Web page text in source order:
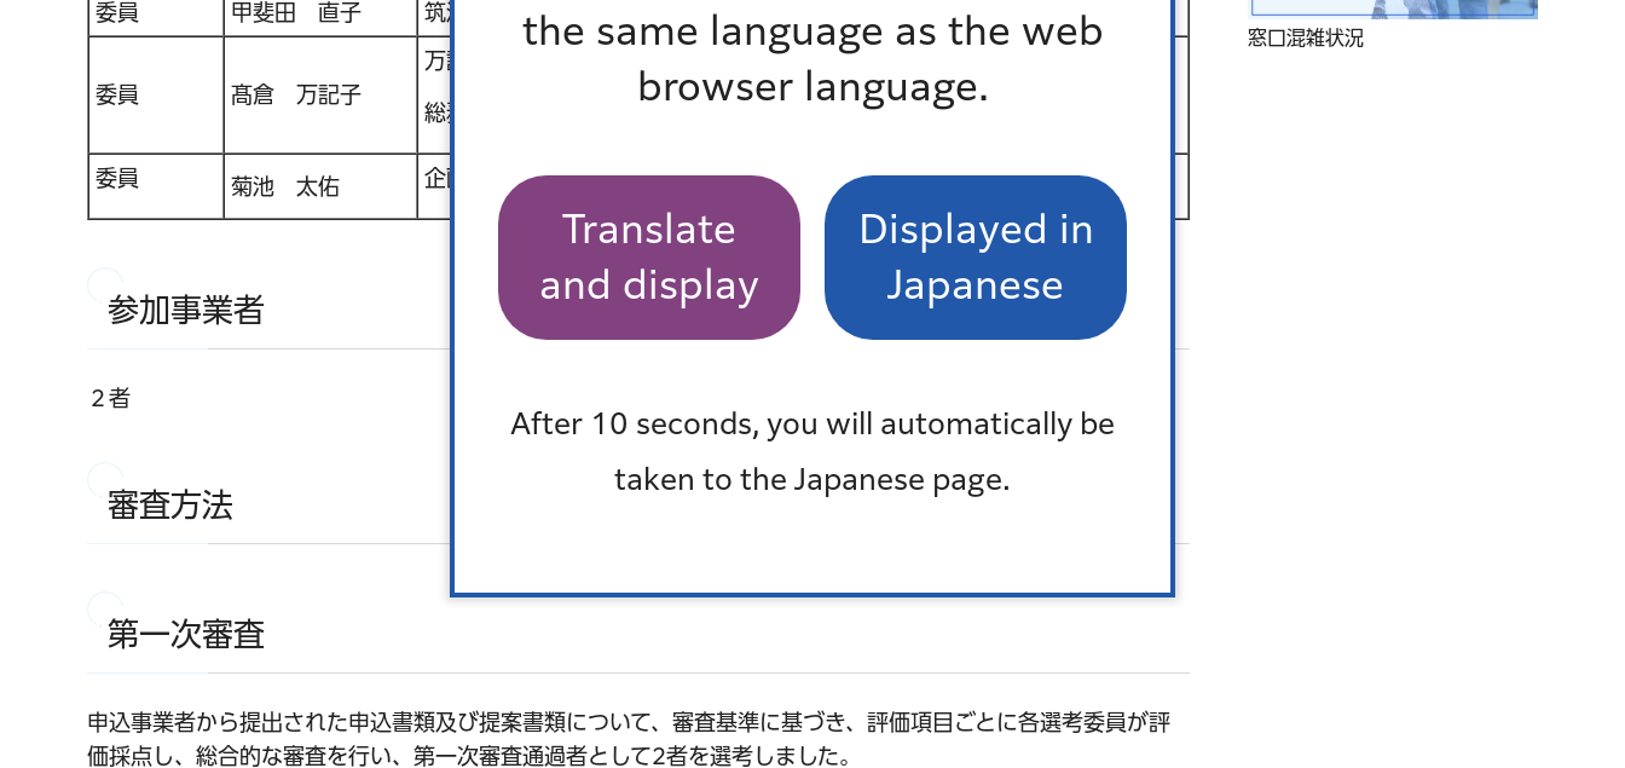
the same language as the web
browser language.
Translate
and display
Displayed in
Japanese
After 10 seconds, you will automatically be
taken to the Japanese page.
委員 甲斐田 直子 筑波大学システム情報系・准教授
委員 髙倉 万記子
万記子コミュニケーションズ合同会社 代表社員
総務省地方公共団体の経営財務マネジメントアドバイザー
委員 菊池 太佑 企画経営部情報政策課長
参加事業者
２者
審査方法
第一次審査
申込事業者から提出された申込書類及び提案書類について、審査基準に基づき、評価項目ごとに各選考委員が評
価採点し、総合的な審査を行い、第一次審査通過者として2者を選考しました。
窓口混雑状況